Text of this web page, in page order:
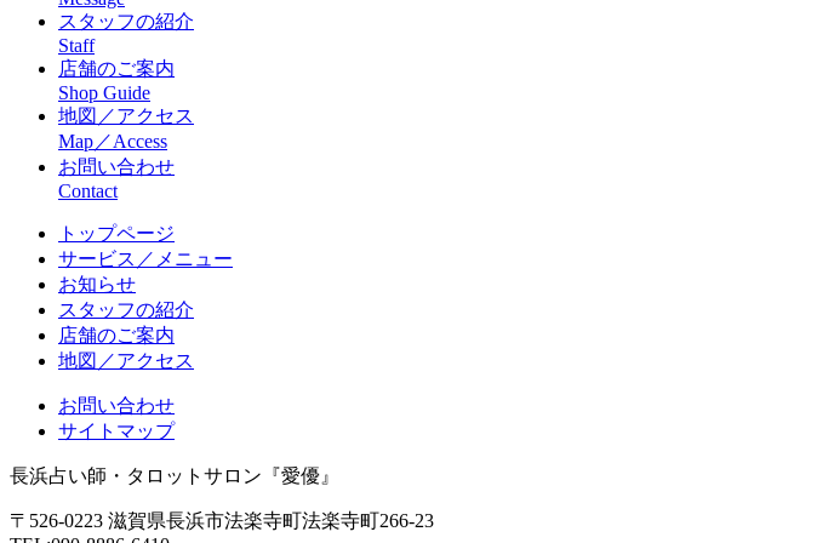
スタッフの紹介
Staff
店舗のご案内
Shop Guide
地図／アクセス
Map／Access
お問い合わせ
Contact
トップページ
サービス／メニュー
お知らせ
スタッフの紹介
店舗のご案内
地図／アクセス
お問い合わせ
サイトマップ
長浜占い師・タロットサロン『愛優』
〒526-0223 滋賀県長浜市法楽寺町法楽寺町266-23